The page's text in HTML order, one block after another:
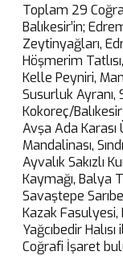
Toplam 29
Balıkesir’in;
Zeytinyağları,
Höşmerim
Kelle Peyniri,
Susurluk Ayranı,
Kokoreç/
Avşa Ada
Mandalinası,
Ayvalık Sakızlı
Kaymağı, Balya
Savaştepe
Kazak Fasulyesi,
Yağcıbedir
Coğrafi İşaret